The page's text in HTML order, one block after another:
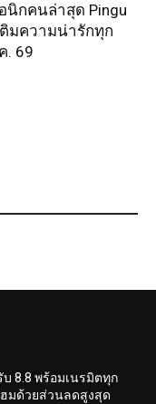
นิกคนล่าสุด Pingu
ติมความน่ารักทุก
. 69
8.8 พร้อมเนรมิตทุก
มด้วยส่วนลดสูงสุด